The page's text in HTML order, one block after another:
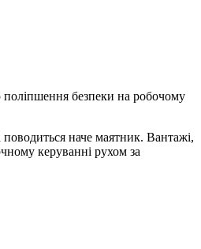
поліпшення безпеки на робочому
наче маятник. Вантажі,
керуванні рухом за